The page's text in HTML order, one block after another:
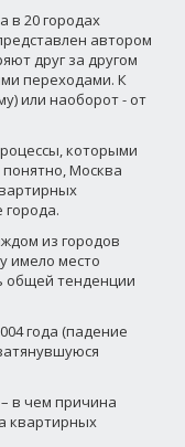
в 20 городах
автором
друг за другом
переходами. К
или наоборот - от
которыми
Москва
города.
из городов
имело место
общей тенденции
года (падение
в чем причина
квартирных